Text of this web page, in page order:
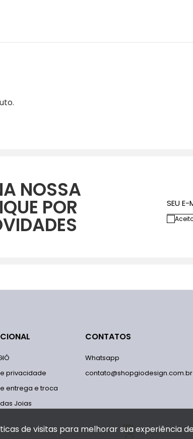
NOSSA
POR SEU E-
privacidade
entrega e troca
Joias
CONTATOS
Whatsapp
contato@shopgiodesign.com.br
de visitas para melhorar sua experiência